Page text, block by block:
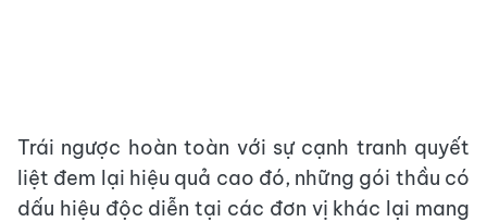
Trái ngược hoàn toàn với sự cạnh tranh quyết
liệt đem lại hiệu quả cao đó, những gói thầu có
dấu hiệu độc diễn tại các đơn vị khác lại mang